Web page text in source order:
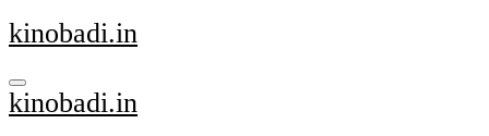
Перейти
к
kinobadi.in
kinobadi.in